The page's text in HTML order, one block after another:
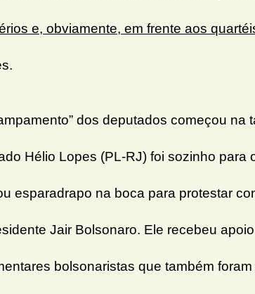
e, obviamente, em frente aos
dos deputados começou na
Hélio Lopes (PL-RJ) foi sozinho para
esparadrapo na boca para protestar
Jair Bolsonaro. Ele recebeu
bolsonaristas que também